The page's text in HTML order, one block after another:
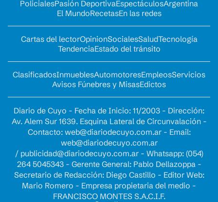
PolicialesPasión DeportivaEspectáculosArgentina
El MundoRecetasEn las redes
Cartas del lectorOpinionSocialesSaludTecnología
TendenciaEstado del tránsito
ClasificadosInmueblesAutomotoresEmpleosServicios
Avisos Fúnebres y MisasEdictos
Diario de Cuyo - Fecha de Inicio: 11/2003 - Dirección:
Av. Alem Sur 1639. Esquina Lateral de Circunvalación -
Contacto: web@diariodecuyo.com.ar- Email:
web@diariodecuyo.com.ar
/ publicidad@diariodecuyo.com.ar- Whatsapp: (054)
264 5045343 - Gerente General: Pablo Dellazoppa -
Secretario de Redacción: Diego Castillo - Editor Web:
Mario Romero - Empresa propietaria del medio -
FRANCISCO MONTES S.A.C.I.F.